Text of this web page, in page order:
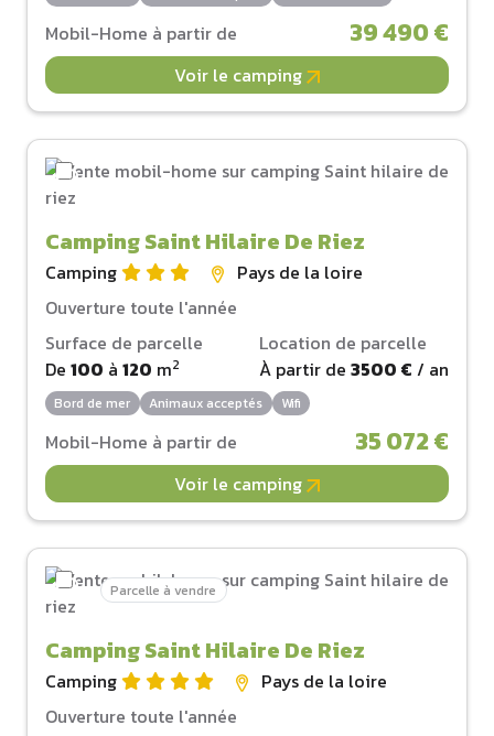
Mobil-Home à partir de 39 490 €
Voir le camping
Camping Saint Hilaire De Riez
Camping
Pays de la loire
Ouverture toute l'année
Surface de parcelle
De 100 à 120 m2
Location de parcelle
À partir de 3500 € / an
Bord de mer Animaux acceptés Wifi
Mobil-Home à partir de 35 072 €
Voir le camping
Parcelle à vendre
Camping Saint Hilaire De Riez
Camping
Pays de la loire
Ouverture toute l'année